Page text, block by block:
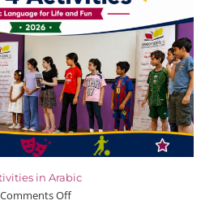
in Arabic
Comments Offon